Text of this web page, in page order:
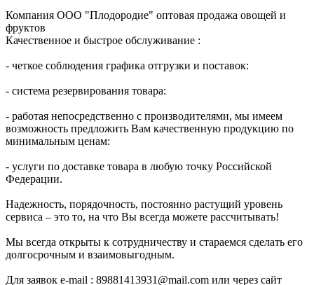
Компания ООО "Плодородие" оптовая продажа овощей и
фруктов
Качественное и быстрое обслуживание :
- четкое соблюдения графика отгрузки и поставок:
- система резервирования товара:
- работая непосредственно с производителями, мы имеем
возможность предложить Вам качественную продукцию по
минимальным ценам:
- услуги по доставке товара в любую точку Российской
Федерации.
Надежность, порядочность, постоянно растущий уровень
сервиса – это то, на что Вы всегда можете рассчитывать!
Мы всегда открыты к сотрудничеству и стараемся сделать его
долгосрочным и взаимовыгодным.
Для заявок e-mail : 89881413931@mail.com или через сайт